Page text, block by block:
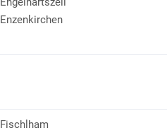
Enzenkirchen
Fischlham